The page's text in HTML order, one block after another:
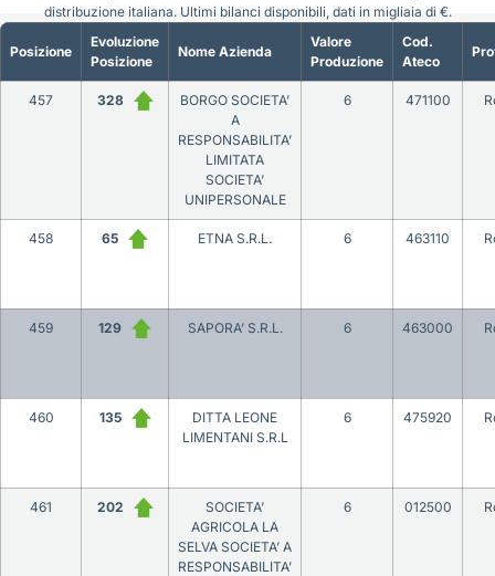
Posizione
Evoluzione
Posizione
Nome Azienda
Valore
Produzione
Cod.
Ateco
457 328
BORGO SOCIETA’
A
RESPONSABILITA’
LIMITATA
SOCIETA’
UNIPERSONALE
6 471100
458 65 ETNA S.R.L. 6 463110
459 129 SAPORA’ S.R.L. 6 463000
460 135
DITTA LEONE
LIMENTANI S.R.L
6 475920
461 202
SOCIETA’
AGRICOLA LA
SELVA SOCIETA’ A
RESPONSABILITA’
6 012500
distribuzione italiana. Ultimi bilanci disponibili, dati in migliaia di €.